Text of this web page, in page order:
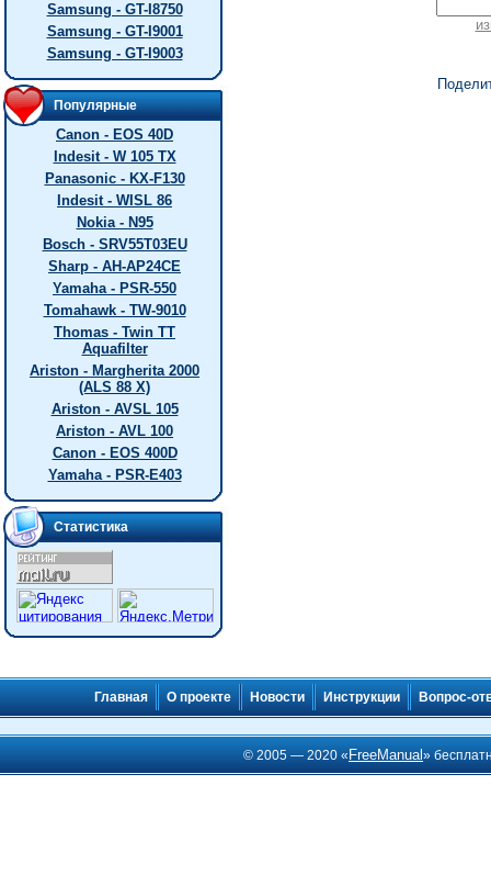
Samsung - GT-I8750
Samsung - GT-I9001
Samsung - GT-I9003
Популярные
Canon - EOS 40D
Indesit - W 105 TX
Panasonic - KX-F130
Indesit - WISL 86
Nokia - N95
Bosch - SRV55T03EU
Sharp - AH-AP24CE
Yamaha - PSR-550
Tomahawk - TW-9010
Thomas - Twin TT
Aquafilter
Ariston - Margherita 2000
(ALS 88 X)
Ariston - AVSL 105
Ariston - AVL 100
Canon - EOS 400D
Yamaha - PSR-E403
Статистика
Главная О проекте Новости Инструкции Вопрос-
© 2005 — 2020 « FreeManual»